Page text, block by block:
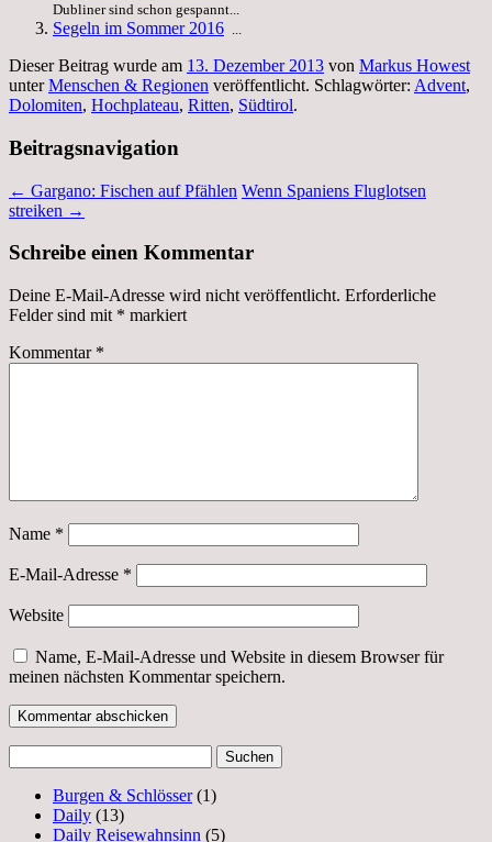
Dubliner sind schon gespannt...
Segeln im Sommer 2016 ...
Dieser Beitrag wurde am 13. Dezember 2013 von Markus Howest
unterMenschen & Regionen veröffentlicht. Schlagwörter: Advent,
Dolomiten, Hochplateau, Ritten, Südtirol.
Beitragsnavigation
← Gargano: Fischen auf Pfählen Wenn Spaniens Fluglotsen
streiken →
Schreibe einen Kommentar
Deine E-Mail-Adresse wird nicht veröffentlicht. Erforderliche
Felder sind mit * markiert
Kommentar *
Name *
E-Mail-Adresse *
Website
Name, E-Mail-Adresse und Website in diesem Browser für
meinen nächsten Kommentar speichern.
nach:
Burgen & Schlösser(1)
Daily (13)
Daily Reisewahnsinn (5)